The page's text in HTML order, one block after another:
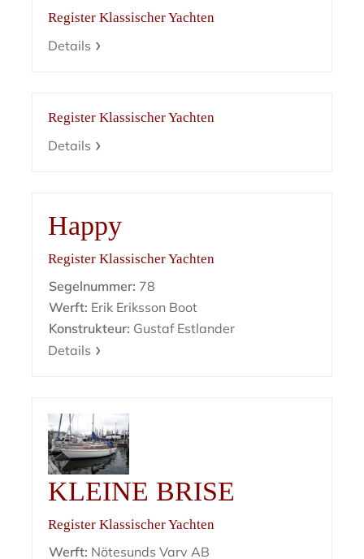
Register Klassischer Yachten
Details
Register Klassischer Yachten
Details
Happy
Register Klassischer Yachten
Segelnummer: 78
Werft: Erik Eriksson Boot
Konstrukteur: Gustaf Estlander
Details
KLEINE BRISE
Register Klassischer Yachten
Werft: Nötesunds Varv AB